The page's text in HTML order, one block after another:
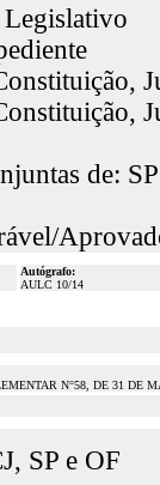
de:
Autógrafo:
AULC 10/14
N°58, DE 31 DE
SP e OF